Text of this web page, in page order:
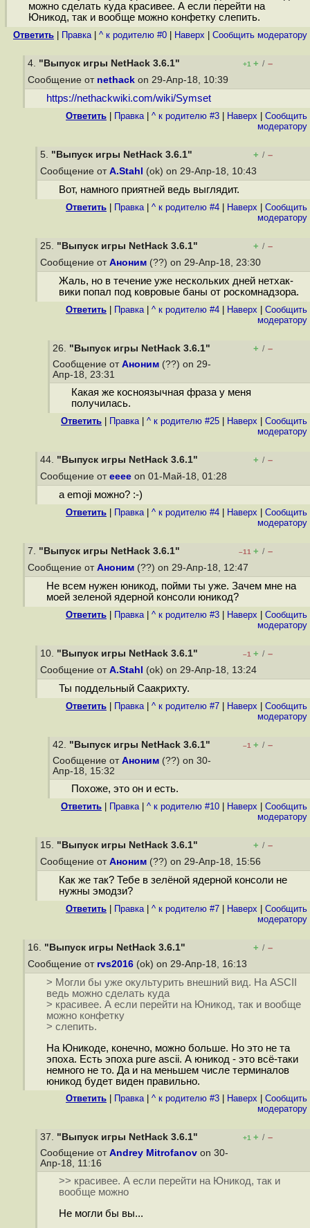
можно сделать куда красивее. А если перейти на
Юникод, так и вообще можно конфетку слепить.
Ответить Правка| ^ к родителю #0 Наверх Cообщить модератору
4. "Выпуск игры NetHack 3.6.1" +1 + / –
Сообщение от nethack on 29-Апр-18, 10:39
https://nethackwiki.com/wiki/Symset
Ответить Правка| ^ к родителю #3 Наверх
Cообщить
модератору
5. "Выпуск игры NetHack 3.6.1" + / –
Сообщение от A.Stahl (ok) on 29-Апр-18, 10:43
Вот, намного приятней ведь выглядит.
Ответить Правка| ^ к родителю #4 Наверх
Cообщить
модератору
25. "Выпуск игры NetHack 3.6.1" + / –
Сообщение от Аноним (??) on 29-Апр-18, 23:30
Жаль, но в течение уже нескольких дней нетхак-
вики попал под ковровые баны от роскомнадзора.
Ответить Правка| ^ к родителю #4 Наверх
Cообщить
модератору
26. "Выпуск игры NetHack 3.6.1" + / –
Сообщение от Аноним (??) on 29-
Апр-18, 23:31
Какая же косноязычная фраза у меня
получилась.
Ответить Правка| ^ к родителю #25 Наверх
Cообщить
модератору
44. "Выпуск игры NetHack 3.6.1" + / –
Сообщение от eeee on 01-Май-18, 01:28
a emoji можно? :-)
Ответить Правка| ^ к родителю #4 Наверх
Cообщить
модератору
7. "Выпуск игры NetHack 3.6.1" –11 + / –
Сообщение от Аноним (??) on 29-Апр-18, 12:47
Не всем нужен юникод, пойми ты уже. Зачем мне на
моей зеленой ядерной консоли юникод?
Ответить Правка| ^ к родителю #3 Наверх
Cообщить
модератору
10. "Выпуск игры NetHack 3.6.1" –1 + / –
Сообщение от A.Stahl (ok) on 29-Апр-18, 13:24
Ты поддельный Саакрихту.
Ответить Правка| ^ к родителю #7 Наверх
Cообщить
модератору
42. "Выпуск игры NetHack 3.6.1" –1 + / –
Сообщение от Аноним (??) on 30-
Апр-18, 15:32
Похоже, это он и есть.
Ответить Правка| ^ к родителю #10 Наверх
Cообщить
модератору
15. "Выпуск игры NetHack 3.6.1" + / –
Сообщение от Аноним (??) on 29-Апр-18, 15:56
Как же так? Тебе в зелёной ядерной консоли не
нужны эмодзи?
Ответить Правка| ^ к родителю #7 Наверх
Cообщить
модератору
16. "Выпуск игры NetHack 3.6.1" + / –
Сообщение от rvs2016 (ok) on 29-Апр-18, 16:13
> Могли бы уже окультурить внешний вид. На ASCII
ведь можно сделать куда
> красивее. А если перейти на Юникод, так и вообще
можно конфетку
> слепить.
На Юникоде, конечно, можно больше. Но это не та
эпоха. Есть эпоха pure ascii. А юникод - это всё-таки
немного не то. Да и на меньшем числе терминалов
юникод будет виден правильно.
Ответить Правка| ^ к родителю #3 Наверх
Cообщить
модератору
37. "Выпуск игры NetHack 3.6.1" +1 + / –
Сообщение от Andrey Mitrofanov on 30-
Апр-18, 11:16
>> красивее. А если перейти на Юникод, так и
вообще можно
Не могли бы вы...